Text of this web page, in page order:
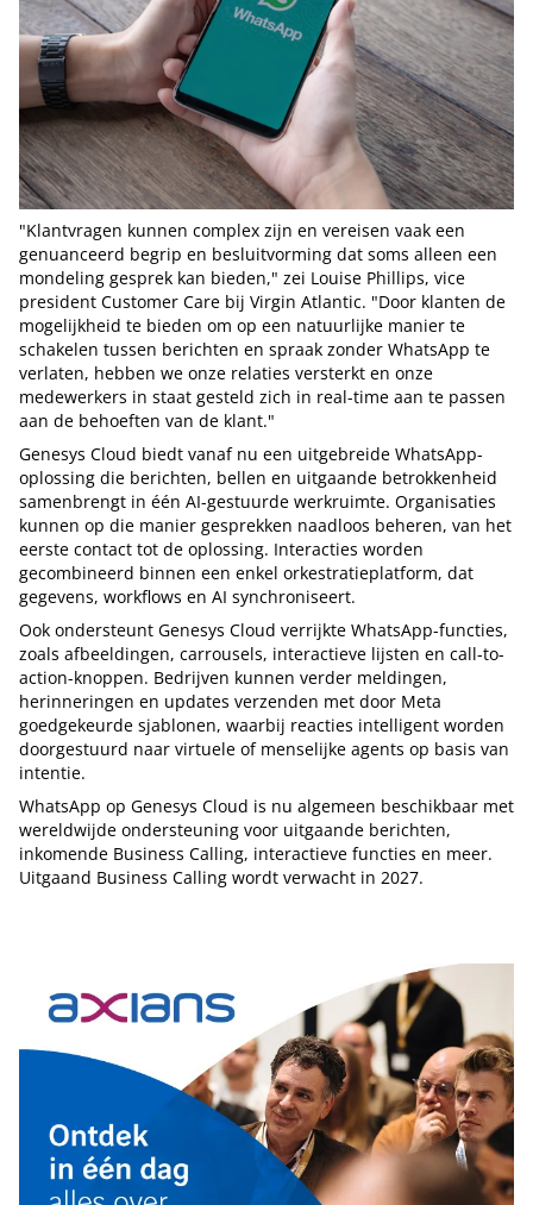
"Klantvragen kunnen complex zijn en vereisen vaak een
genuanceerd begrip en besluitvorming dat soms alleen een
mondeling gesprek kan bieden," zei Louise Phillips, vice
president Customer Care bij Virgin Atlantic. "Door klanten de
mogelijkheid te bieden om op een natuurlijke manier te
schakelen tussen berichten en spraak zonder WhatsApp te
verlaten, hebben we onze relaties versterkt en onze
medewerkers in staat gesteld zich in real-time aan te passen
aan de behoeften van de klant."
Genesys Cloud biedt vanaf nu een uitgebreide WhatsApp-
oplossing die berichten, bellen en uitgaande betrokkenheid
samenbrengt in één AI-gestuurde werkruimte. Organisaties
kunnen op die manier gesprekken naadloos beheren, van het
eerste contact tot de oplossing. Interacties worden
gecombineerd binnen een enkel orkestratieplatform, dat
gegevens, workflows en AI synchroniseert.
Ook ondersteunt Genesys Cloud verrijkte WhatsApp-functies,
zoals afbeeldingen, carrousels, interactieve lijsten en call-to-
action-knoppen. Bedrijven kunnen verder meldingen,
herinneringen en updates verzenden met door Meta
goedgekeurde sjablonen, waarbij reacties intelligent worden
doorgestuurd naar virtuele of menselijke agents op basis van
intentie.
WhatsApp op Genesys Cloud is nu algemeen beschikbaar met
wereldwijde ondersteuning voor uitgaande berichten,
inkomende Business Calling, interactieve functies en meer.
Uitgaand Business Calling wordt verwacht in 2027.